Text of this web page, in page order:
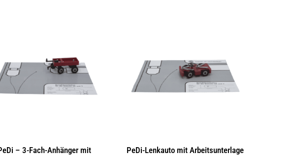
– 3-Fach-Anhänger mit
PeDi-Lenkauto mit Arbeitsunterlage